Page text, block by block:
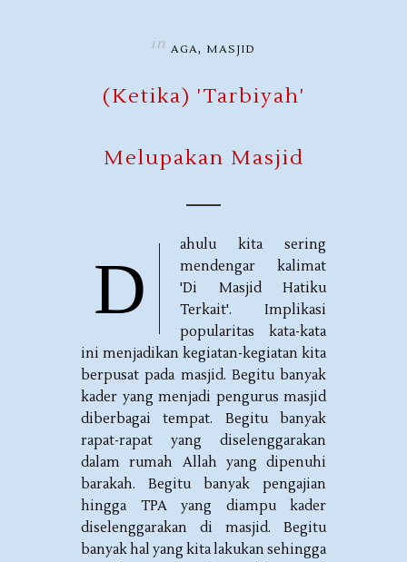
in AGA, MASJID
(Ketika) 'Tarbiyah'
Melupakan Masjid
D
ahulu kita sering
mendengar kalimat
'Di Masjid Hatiku
Terkait'. Implikasi
popularitas kata-kata
ini menjadikan kegiatan-kegiatan kita
berpusat pada masjid. Begitu banyak
kader yang menjadi pengurus masjid
diberbagai tempat. Begitu banyak
rapat-rapat yang diselenggarakan
dalam rumah Allah yang dipenuhi
barakah. Begitu banyak pengajian
hingga TPA yang diampu kader
diselenggarakan di masjid. Begitu
banyak hal yang kita lakukan sehingga